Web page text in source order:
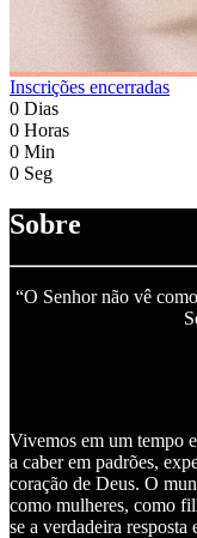
Inscrições encerradas
0 Dias
0 Horas
0 Min
0 Seg
Sobre
“O Senhor não vê
Vivemos em um tempo
a caber em padrões,
coração de Deus. O
como mulheres, como
se a verdadeira